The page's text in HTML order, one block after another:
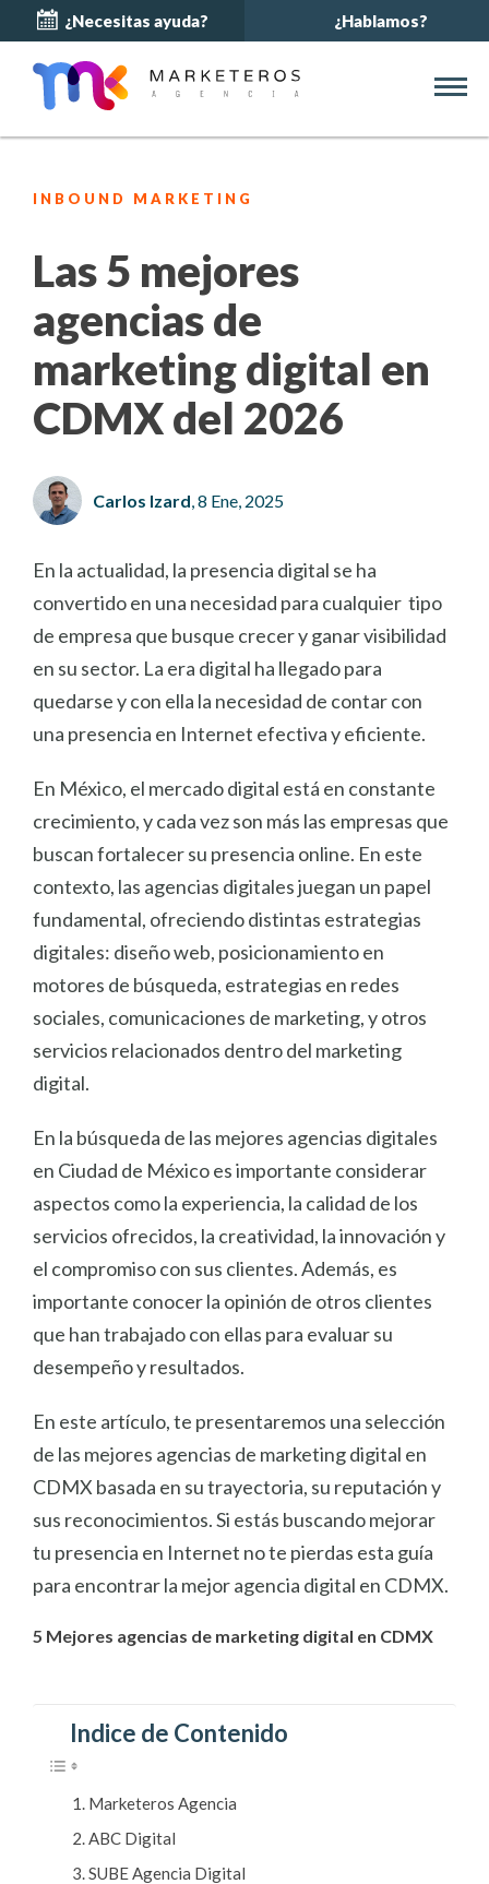
¿Necesitas ayuda? ¿Hablamos?
INBOUND MARKETING
Las 5 mejores
agencias de
marketing digital en
CDMX del 2026
Carlos Izard , 8 Ene, 2025
En la actualidad, la presencia digital se ha
convertido en una necesidad para cualquier tipo
de empresa que busque crecer y ganar visibilidad
en su sector. La era digital ha llegado para
quedarse y con ella la necesidad de contar con
una presencia en Internet efectiva y eficiente.
En México, el mercado digital está en constante
crecimiento, y cada vez son más las empresas que
buscan fortalecer su presencia online. En este
contexto, las agencias digitales juegan un papel
fundamental, ofreciendo distintas estrategias
digitales: diseño web, posicionamiento en
motores de búsqueda, estrategias en redes
sociales, comunicaciones de marketing, y otros
servicios relacionados dentro del marketing
digital.
En la búsqueda de las mejores agencias digitales
en Ciudad de México es importante considerar
aspectos como la experiencia, la calidad de los
servicios ofrecidos, la creatividad, la innovación y
el compromiso con sus clientes. Además, es
importante conocer la opinión de otros clientes
que han trabajado con ellas para evaluar su
desempeño y resultados.
En este artículo, te presentaremos una selección
de las mejores agencias de marketing digital en
CDMX basada en su trayectoria, su reputación y
sus reconocimientos. Si estás buscando mejorar
tu presencia en Internet no te pierdas esta guía
para encontrar la mejor agencia digital en CDMX.
5 Mejores agencias de marketing digital en CDMX
Indice de Contenido
Marketeros Agencia
ABC Digital
SUBE Agencia Digital